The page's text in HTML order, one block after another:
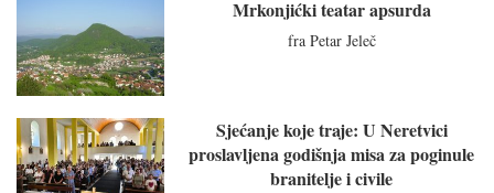
Mrkonjićki teatar apsurda
fra Petar Jeleč
Sjećanje koje traje: U Neretvici
proslavljena godišnja misa za poginule
branitelje i civile